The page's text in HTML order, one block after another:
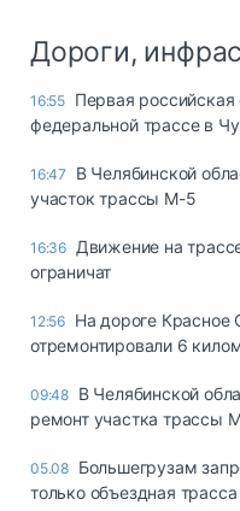
Дороги,
16:55 Первая российская
федеральной трассе в
16:47
В Челябинской
участок трассы М-5
16:36 Движение на
ограничат
12:56 На дороге Красное
отремонтировали 6
09:48 В Челябинской
ремонт участка трассы
05.08 Большегрузам
только объездная трасса